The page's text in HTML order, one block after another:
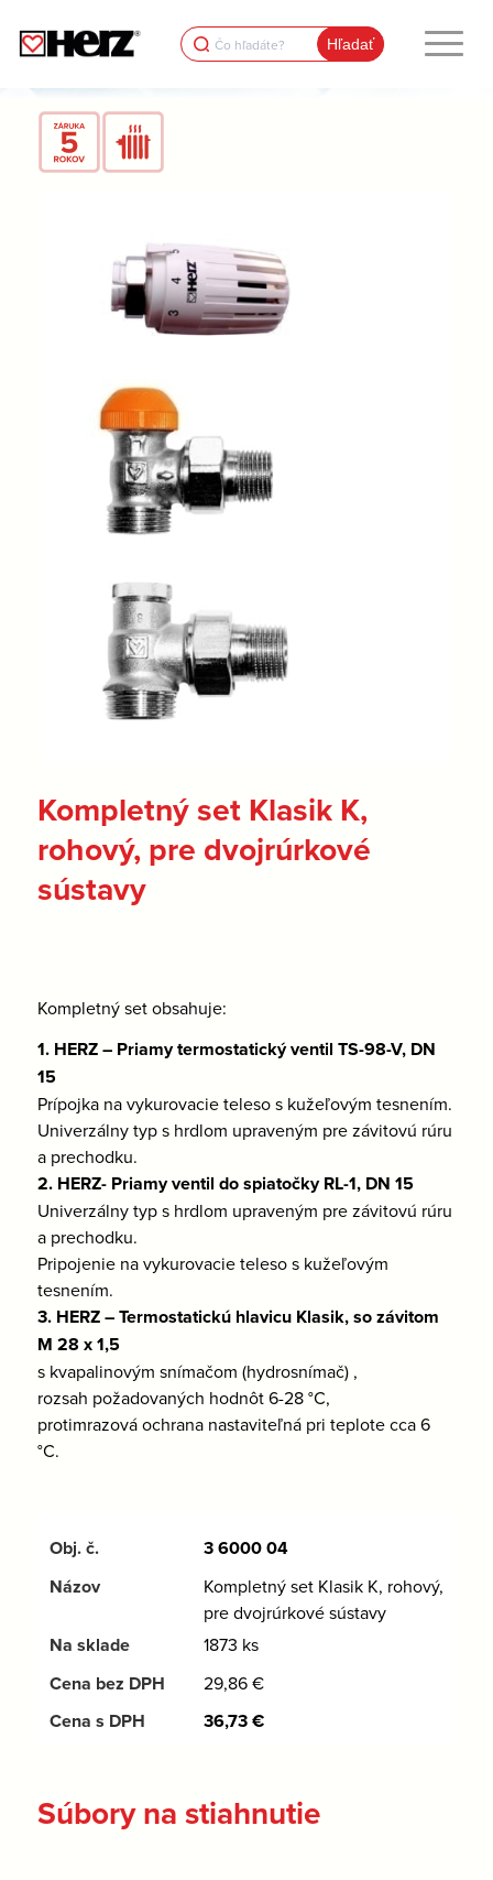
Search
for:
Kompletný set Klasik K,
rohový, pre dvojrúrkové
sústavy
Kompletný set obsahuje:
1. HERZ – Priamy termostatický ventil TS-98-V, DN
15
Prípojka na vykurovacie teleso s kužeľovým tesnením.
Univerzálny typ s hrdlom upraveným pre závitovú rúru
a prechodku.
2. HERZ- Priamy ventil do spiatočky RL-1, DN 15
Univerzálny typ s hrdlom upraveným pre závitovú rúru
a prechodku.
Pripojenie na vykurovacie teleso s kužeľovým
tesnením.
3. HERZ – Termostatickú hlavicu Klasik, so závitom
M 28 x 1,5
s kvapalinovým snímačom (hydrosnímač) ,
rozsah požadovaných hodnôt 6-28 °C,
protimrazová ochrana nastaviteľná pri teplote cca 6
°C.
3 6000 04
Kompletný set Klasik K, rohový,
pre dvojrúrkové sústavy
1873 ks
29,86€
36,73€
Súbory na stiahnutie